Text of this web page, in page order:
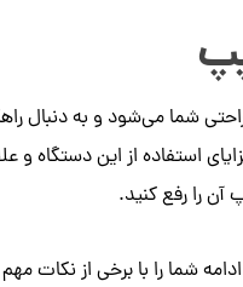
شما می‌شود و به دنبال
استفاده از این دستگاه و
آن را رفع کنید.
شما را با برخی از نکات